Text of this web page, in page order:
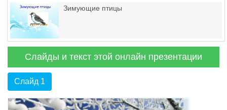
Зимующие птицы
Слайды и текст этой онлайн презентации
Слайд 1